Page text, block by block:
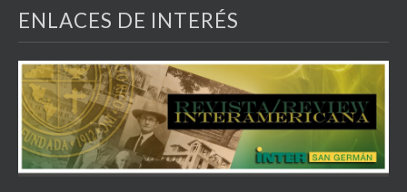
ENLACES DE INTERÉS